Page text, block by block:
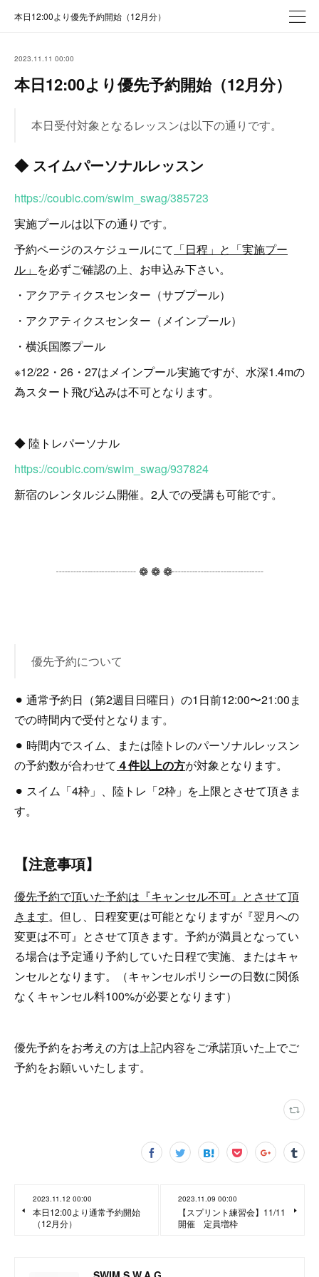
本日12:00より優先予約開始（12月分）
2023.11.11 00:00
本日12:00より優先予約開始（12月分）
本日受付対象となるレッスンは以下の通りです。
◆ スイムパーソナルレッスン
https://coubic.com/swim_swag/385723
実施プールは以下の通りです。
予約ページのスケジュールにて 「日程」と「実施プー
ル」 を必ずご確認の上、お申込み下さい。
・アクアティクスセンター（サブプール）
・アクアティクスセンター（メインプール）
・横浜国際プール
※12/22・26・27はメインプール実施ですが、水深1.4mの
為スタート飛び込みは不可となります。
◆ 陸トレパーソナル
https://coubic.com/swim_swag/937824
新宿のレンタルジム開催。2人での受講も可能です。
┈┈┈┈┈┈┈ ❁ ❁ ❁┈┈┈┈┈┈┈┈
優先予約について
⚫︎ 通常予約日（第2週目日曜日）の1日前12:00〜21:00ま
での時間内で受付となります。
⚫︎ 時間内でスイム、または陸トレのパーソナルレッスン
の予約数が合わせて ４件以上の方が対象となります。
⚫︎ スイム「4枠」、陸トレ「2枠」を上限とさせて頂きま
す。
【注意事項】
優先予約で頂いた予約は『キャンセル不可』とさせて頂
きます。但し、日程変更は可能となりますが『翌月への
変更は不可』とさせて頂きます。予約が満員となってい
る場合は予定通り予約していた日程で実施、またはキャ
ンセルとなります。（キャンセルポリシーの日数に関係
なくキャンセル料100%が必要となります）
優先予約をお考えの方は上記内容をご承諾頂いた上でご
予約をお願いいたします。
2023.11.12 00:00
本日12:00より通常予約開始
（12月分）
2023.11.09 00:00
【スプリント練習会】11/11
開催 定員増枠